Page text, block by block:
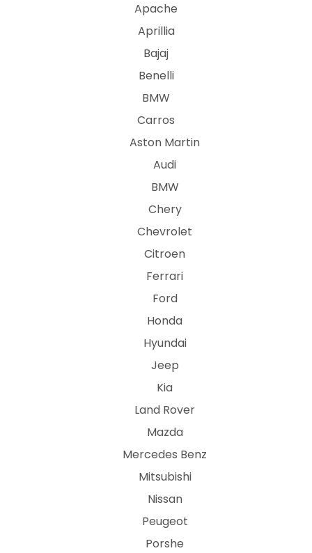
Apache
Aprillia
Bajaj
Benelli
BMW
Carros
Aston Martin
Audi
BMW
Chery
Chevrolet
Citroen
Ferrari
Ford
Honda
Hyundai
Jeep
Kia
Land Rover
Mazda
Mercedes Benz
Mitsubishi
Nissan
Peugeot
Porshe